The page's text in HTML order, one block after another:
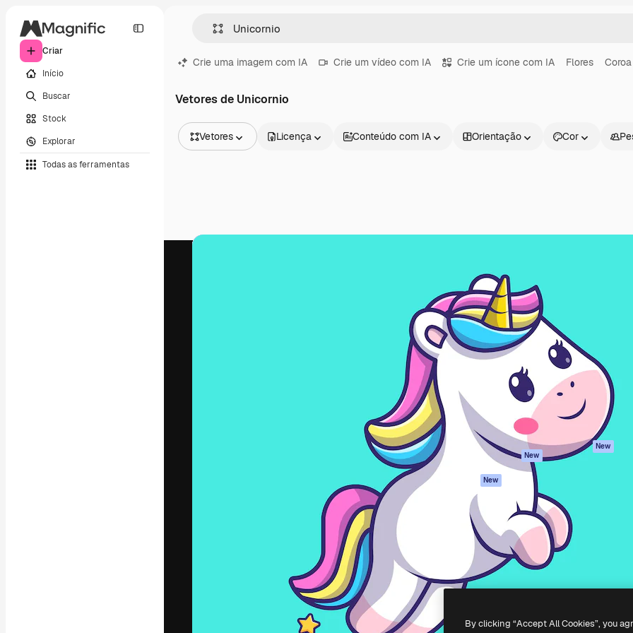
Criar
Início
Buscar
Stock
Explorar
Todas as ferramentas
Crie uma imagem com IA Crie um vídeo com IA Crie um ícone com IA Flores Coroa
Vetores de Unicornio
Vetores
Vídeos
Licença Conteúdo com IA Orientação Cor
A plataforma criativa para você direcionar
seu melhor trabalho. Mais de 1 milhão de
assinantes entre criativos, empresas,
Produtos
Spaces
Assistente de IA
Gerador de vídeos
Texto para voz
Conteúdo de stock
MCP para
Claude/ChatGPT
New
New
App móvel
Todas as
ferramentas
Academy
Documentação
Atendimento
Termos e
condições
Política de
privacidade
Originais New
Política de cookies
confiabilidade
Afiliados
Empresas
Copyright © 2010-2026Freepik Company S.L.U. Todos os direitos reservados.
By clicking “Accept All Cookies”, you